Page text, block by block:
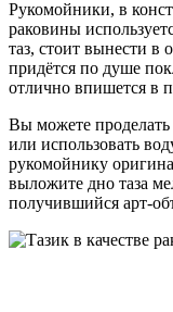
Рукомойники, в
раковины
таз, стоит вынести в
придётся по душе
отлично впишется в
Вы можете проделать
или использовать
рукомойнику
выложите дно таза
получившийся арт-